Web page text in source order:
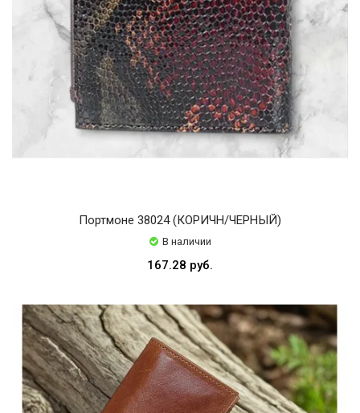
Портмоне 38024 (КОРИЧН/ЧЕРНЫЙ)
В наличии
167.28 руб.